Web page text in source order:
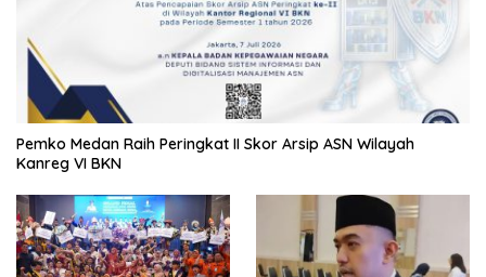
Pemko Medan Raih Peringkat II Skor Arsip ASN Wilayah
Kanreg VI BKN